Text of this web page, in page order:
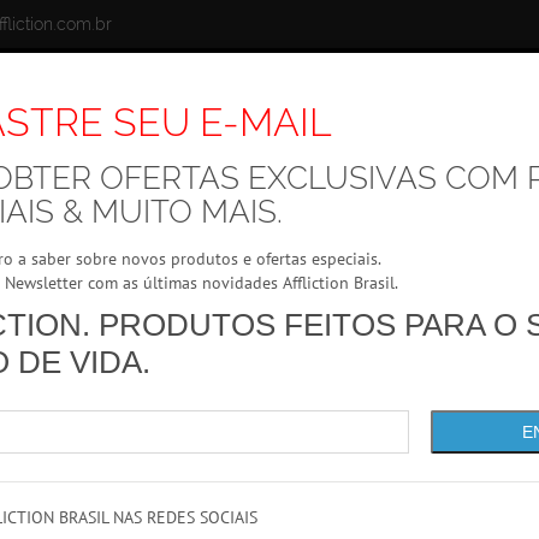
MARCAS ACESSÓRIOS
CAMISETA RENEGADE
Cores:
SEU E-MAIL
OFERTAS EXCLUSIVAS COM
& MUITO MAIS.
a saber sobre novos produtos e ofertas especiais.
Newsletter com as últimas novidades Affliction Brasil.
PRODUTOS FEITOS PARA O
DE VIDA.
BRASIL NAS REDES SOCIAIS